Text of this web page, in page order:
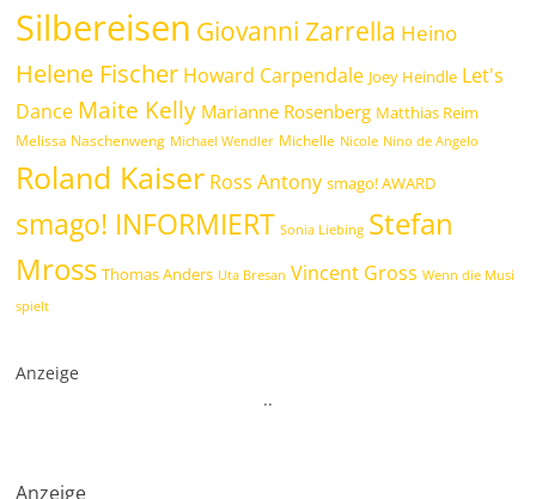
Silbereisen Giovanni Zarrella Heino
Helene Fischer Howard Carpendale Joey Heindle Let's
Dance Maite Kelly Marianne Rosenberg Matthias Reim
Melissa Naschenweng Michael Wendler Michelle Nicole Nino de Angelo
Roland Kaiser Ross Antony smago! AWARD
smago! INFORMIERT Sonia Liebing Stefan
Mross Thomas Anders Uta Bresan Vincent Gross Wenn die Musi
spielt
Anzeige
..
Anzeige